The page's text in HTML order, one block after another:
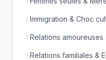
Immigration & Choc
Relations amoureuses
Relations familiales &